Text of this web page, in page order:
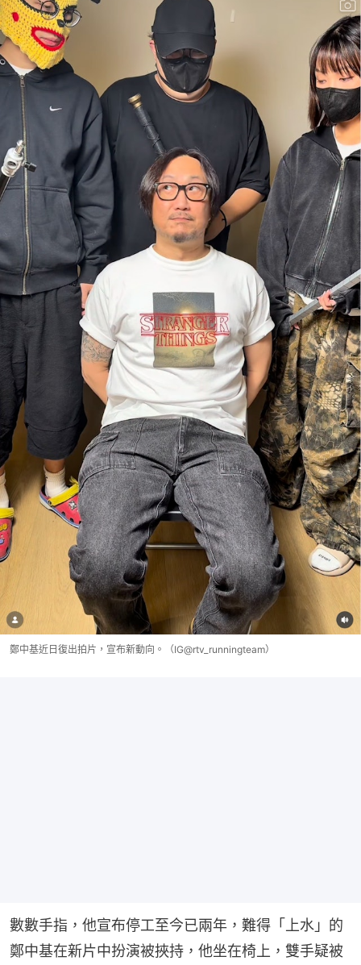
鄭中基近日復出拍片，宣布新動向。（IG@rtv_runningteam）
數數手指，他宣布停工至今已兩年，難得「上水」的
鄭中基在新片中扮演被挾持，他坐在椅上，雙手疑被